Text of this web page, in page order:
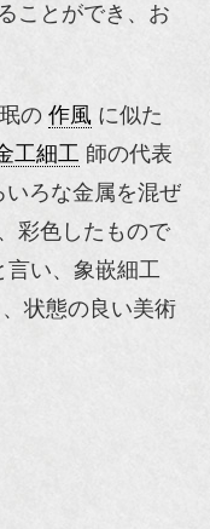
ことができ、お
の 作風 に似た
工細工 師の代表
ろな金属を混ぜ
彩色したもので
言い、象嵌細工
状態の良い美術